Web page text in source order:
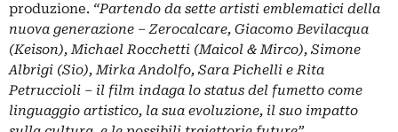
produzione. “Partendo da sette artisti emblematici della
nuova generazione – Zerocalcare, Giacomo Bevilacqua
(Keison), Michael Rocchetti (Maicol & Mirco), Simone
Albrigi (Sio), Mirka Andolfo, Sara Pichelli e Rita
Petruccioli – il film indaga lo status del fumetto come
linguaggio artistico, la sua evoluzione, il suo impatto